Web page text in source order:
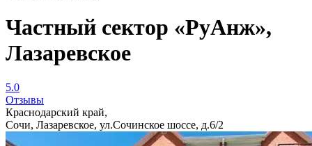
Частный сектор «РуАнж»,
Лазаревское
5.0
Отзывы
Краснодарский край,
Сочи, Лазаревское, ул.Сочинское шоссе, д.6/2